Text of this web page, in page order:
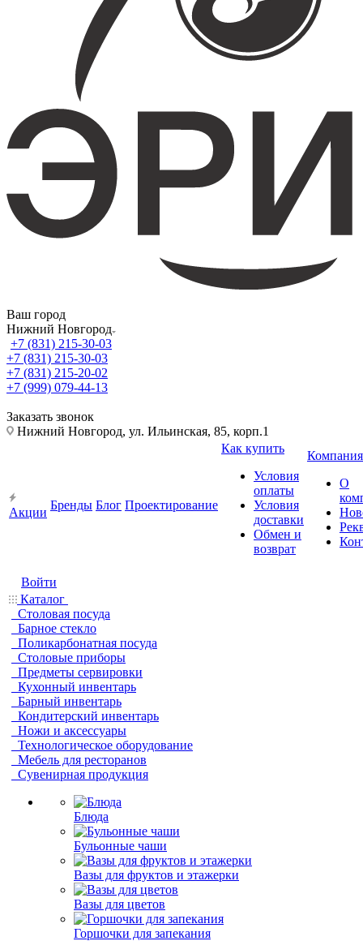
Ваш город
Нижний Новгород
+7 (831) 215-30-03
+7 (831) 215-30-03
+7 (831) 215-20-02
+7 (999) 079-44-13
Заказать звонок
Нижний Новгород, ул. Ильинская, 85, корп.1
Акции
Бренды Блог Проектирование
Как купить
Условия
оплаты
Условия
доставки
Обмен и
возврат
Компания
О
Войти
Каталог
Столовая посуда
Барное стекло
Поликарбонатная посуда
Столовые приборы
Предметы сервировки
Кухонный инвентарь
Барный инвентарь
Кондитерский инвентарь
Ножи и аксессуары
Технологическое оборудование
Мебель для ресторанов
Сувенирная продукция
Блюда
Бульонные чаши
Вазы для фруктов и этажерки
Вазы для цветов
Горшочки для запекания